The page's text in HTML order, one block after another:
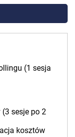
(1 sesja
sesje po 2
kosztów